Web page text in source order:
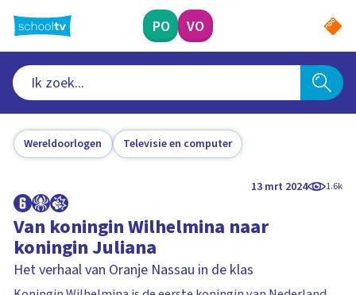
naar
hoofdinhoud
PO VO
Wereldoorlogen Televisie en computer
13 mrt 2024 1.6k
Van koningin Wilhelmina naar
koningin Juliana
Het verhaal van Oranje Nassau in de klas